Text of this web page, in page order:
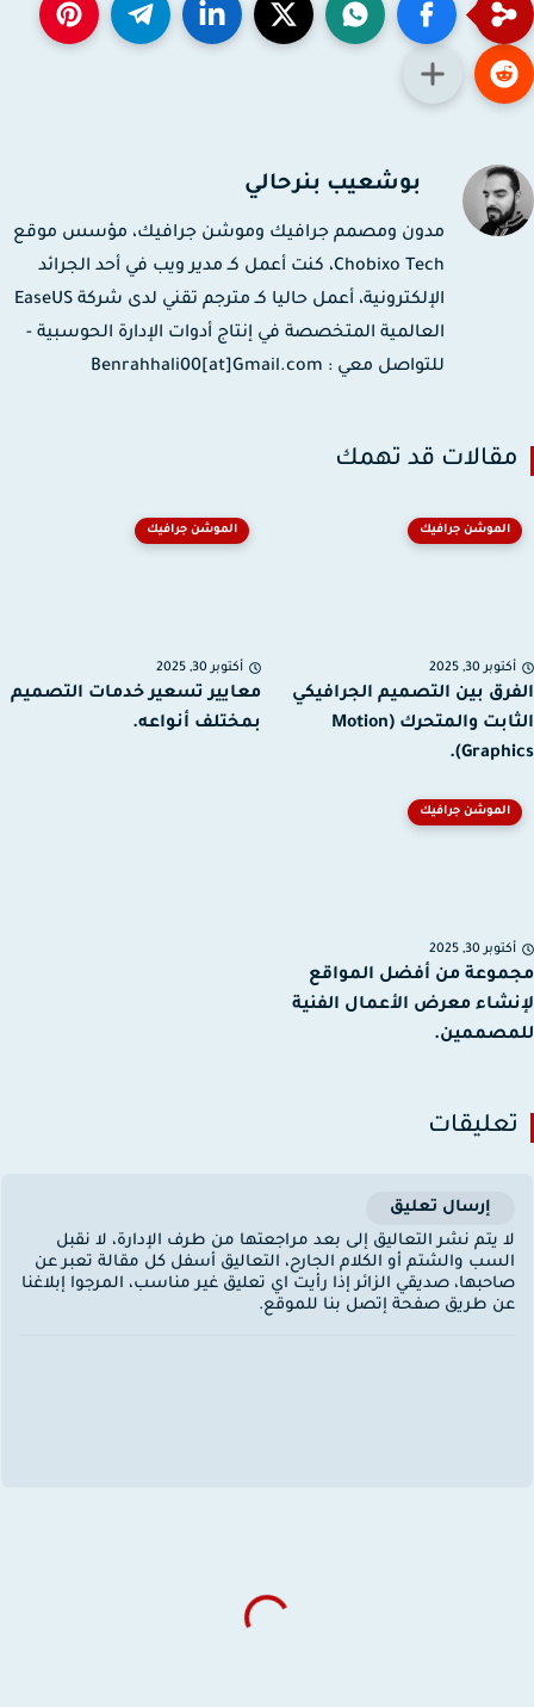
بوشعيب بنرحالي
مدون ومصمم جرافيك وموشن جرافيك، مؤسس موقع
Chobixo Tech، كنت أعمل كـ مدير ويب في أحد الجرائد
الإلكترونية، أعمل حاليا كـ مترجم تقني لدى شركة EaseUS
العالمية المتخصصة في إنتاج أدوات الإدارة الحوسبية -
للتواصل معي : Benrahhali00[at]Gmail.com
قد تهمك
الموشن جرافيك
30, 2025
بين التصميم الجرافيكي
الثابت والمتحرك (Motion
الموشن جرافيك
أكتوبر 30, 2025
معايير تسعير خدمات التصميم
بمختلف أنواعه.
الموشن جرافيك
30, 2025
من أفضل المواقع
معرض الأعمال الفنية
إرسال تعليق
يتم نشر التعاليق إلى بعد مراجعتها من طرف الإدارة، لا نقبل
والشتم أو الكلام الجارح، التعاليق أسفل كل مقالة تعبر عن
صديقي الزائر إذا رأيت اي تعليق غير مناسب، المرجوا إبلاغنا
طريق صفحة إتصل بنا للموقع.